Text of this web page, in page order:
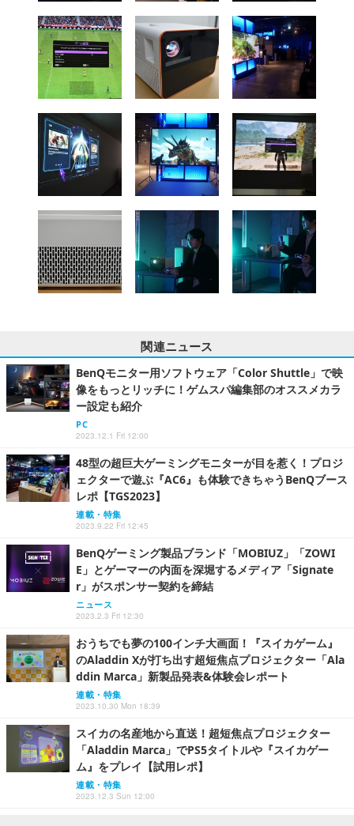
関連ニュース
BenQモニター用ソフトウェア「Color Shuttle」で映
像をもっとリッチに！ゲムスパ編集部のオススメカラ
ー設定も紹介
PC
2023.12.1 Fri 12:00
48型の超巨大ゲーミングモニターが目を惹く！プロジ
ェクターで遊ぶ『AC6』も体験できちゃうBenQブース
レポ【TGS2023】
連載・特集
2023.9.22 Fri 12:45
BenQゲーミング製品ブランド「MOBIUZ」「ZOWI
E」とゲーマーの内面を深堀するメディア「Signate
r」がスポンサー契約を締結
ニュース
2023.2.3 Fri 12:30
おうちでも夢の100インチ大画面！『スイカゲーム』
のAladdin Xが打ち出す超短焦点プロジェクター「Ala
ddin Marca」新製品発表&体験会レポート
連載・特集
2023.10.30 Mon 18:39
スイカの名産地から直送！超短焦点プロジェクター
「Aladdin Marca」でPS5タイトルや『スイカゲー
ム』をプレイ【試用レポ】
連載・特集
2023.12.3 Sun 12:00